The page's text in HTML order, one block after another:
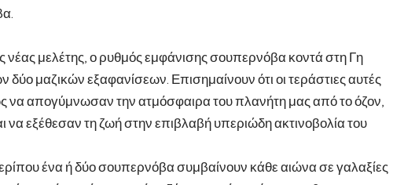
νέας μελέτης, ο ρυθμός εμφάνισης σουπερνόβα κοντά στη Γη
δύο μαζικών εξαφανίσεων. Επισημαίνουν ότι οι τεράστιες αυτές
να απογύμνωσαν την ατμόσφαιρα του πλανήτη μας από το όζον,
να εξέθεσαν τη ζωή στην επιβλαβή υπεριώδη ακτινοβολία του
ένα ή δύο σουπερνόβα συμβαίνουν κάθε αιώνα σε γαλαξίες